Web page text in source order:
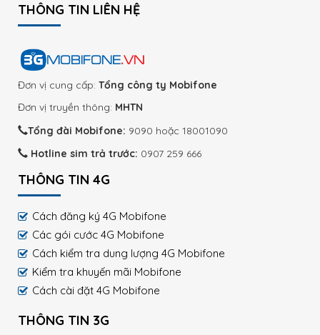
THÔNG TIN LIÊN HỆ
Đơn vị cung cấp: Tổng công ty Mobifone
Đơn vị truyền thông: MHTN
Tổng đài Mobifone: 9090 hoặc 18001090
Hotline sim trả trước: 0907 259 666
THÔNG TIN 4G
Cách đăng ký 4G Mobifone
Các gói cước 4G Mobifone
Cách kiểm tra dung lượng 4G Mobifone
Kiểm tra khuyến mãi Mobifone
Cách cài đặt 4G Mobifone
THÔNG TIN 3G